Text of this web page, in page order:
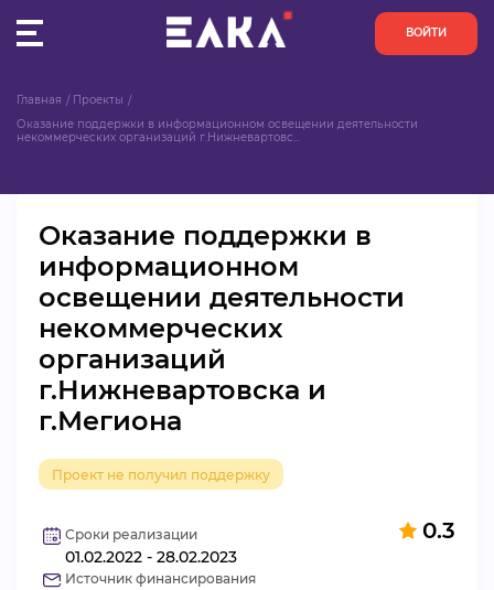
ВОЙТИ
ПУЛЬС
ОРГАНИЗАЦИИ
АКТИВИСТЫ
ПРОЕКТЫ
АНАЛИТИКА
БАЗА ЗНАНИЙ
Главная
Проекты
Оказание поддержки в информационном освещении деятельности
некоммерческих организаций г.Нижневартовс...
Оказание поддержки в
информационном
освещении деятельности
некоммерческих
организаций
г.Нижневартовска и
г.Мегиона
Проект не получил поддержку
0.3
Сроки реализации
01.02.2022 - 28.02.2023
Источник финансирования